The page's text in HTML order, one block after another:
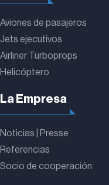
Aviones de pasajeros
Jets ejecutivos
Airliner Turboprops
Helicóptero
La Empresa
Noticias | Presse
Referencias
Socio de cooperación